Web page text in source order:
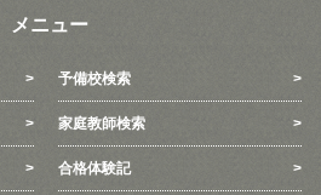
メニュー
予備校検索
家庭教師検索
合格体験記